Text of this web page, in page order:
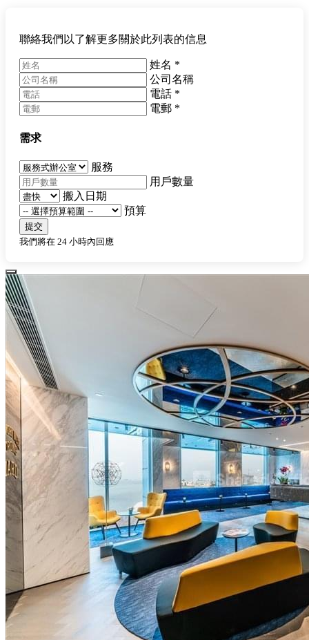
聯絡我們以了解更多關於此列表的信息
姓名 *
公司名稱
電話 *
電郵 *
需求
服務
用戶數量
搬入日期
預算
提交
我們將在 24 小時內回應